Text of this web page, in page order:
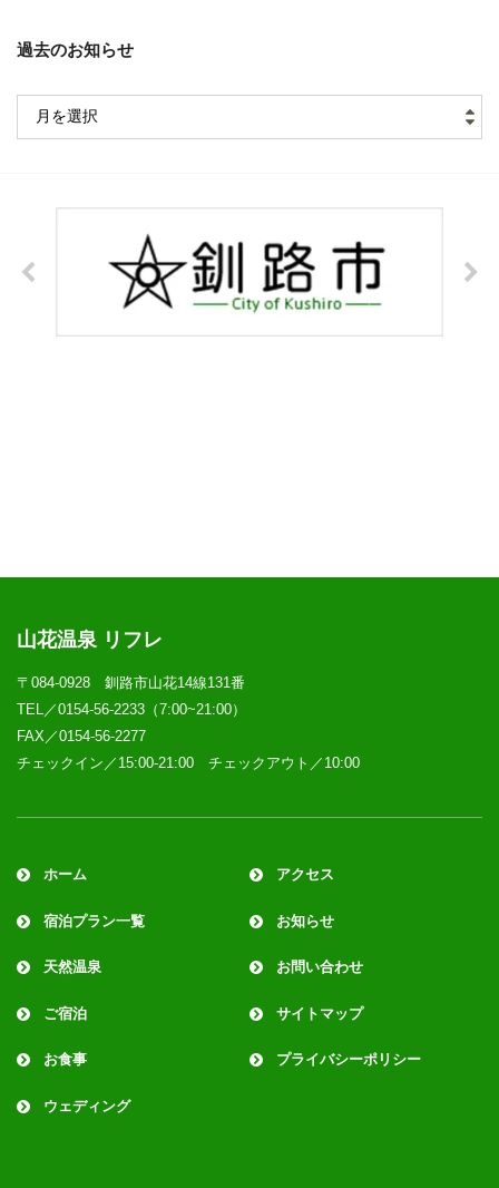
過去のお知らせ
山花温泉 リフレ
〒084-0928 釧路市山花14線131番
TEL／0154-56-2233（7:00~21:00）
FAX／0154-56-2277
チェックイン／15:00-21:00 チェックアウト／10:00
ホーム
宿泊プラン一覧
天然温泉
ご宿泊
お食事
ウェディング
アクセス
お知らせ
お問い合わせ
サイトマップ
プライバシーポリシー